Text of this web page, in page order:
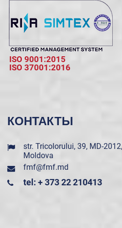
ISO 9001:2015
ISO 37001:2016
КОНТАКТЫ
str. Tricolorului, 39, MD-
Moldova
fmf@fmf.md
tel: + 373 22 210413